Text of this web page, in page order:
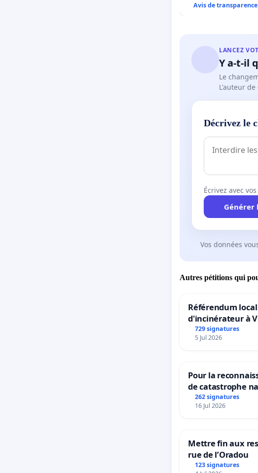
Avis de transparence
LANCEZ
Y a-t-il
Le
L'auteur
Décrivez le
Écrivez avec
Vos données
Autres pétitions qui
Référendum
d'incinérateur à
729 signatures
5 Jul 2026
Pour la
de catastrophe
grêle du 15 juillet
et ses alentours
262 signatures
16 Jul 2026
Mettre fin aux
rue de l’Oradou
123 signatures